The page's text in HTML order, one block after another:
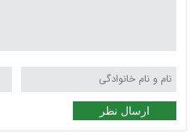
ارسال نظر